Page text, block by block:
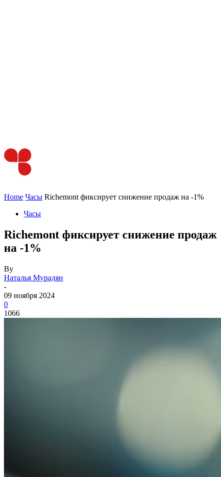
Home Часы Richemont фиксирует снижение продаж на -1%
Часы
Richemont фиксирует снижение продаж
на -1%
By
Наталья Мурадян
-
09 ноября 2024
0
1066